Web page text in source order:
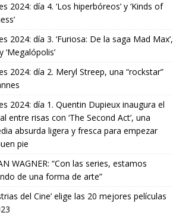
2024: día 4. ‘Los hiperbóreos’ y ‘Kinds of
2024: día 3. ‘Furiosa: De la saga Mad Max’,
y ‘Megalópolis’
2024: día 2. Meryl Streep, una “rockstar”
2024: día 1. Quentin Dupieux inaugura el
entre risas con ‘The Second Act’, una
absurda ligera y fresca para empezar
pie
WAGNER: “Con las series, estamos
de una forma de arte”
del Cine’ elige las 20 mejores películas